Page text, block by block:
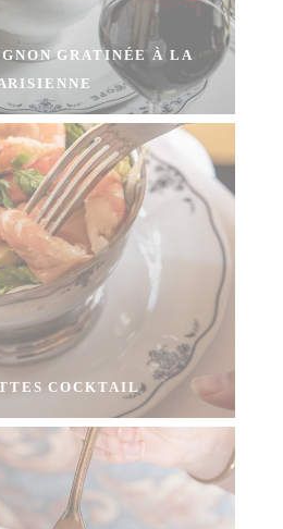
GRATINÉE À LA
COCKTAIL